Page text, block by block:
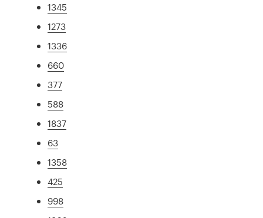
1345
1273
1336
660
377
588
1837
63
1358
425
998